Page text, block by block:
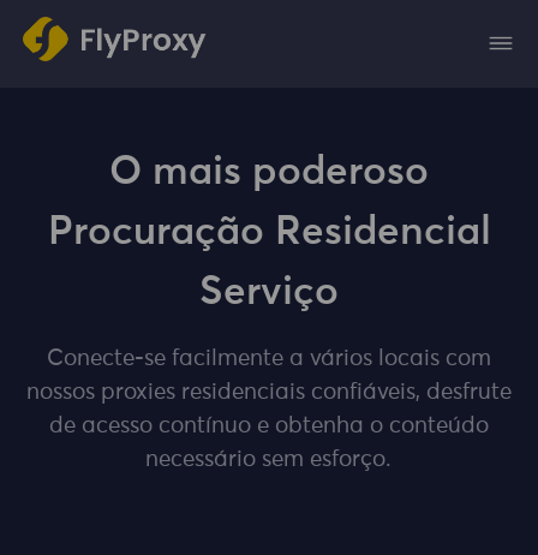
O mais poderoso
Procuração Residencial
Serviço
Conecte-se facilmente a vários locais com
nossos proxies residenciais confiáveis, desfrute
de acesso contínuo e obtenha o conteúdo
necessário sem esforço.